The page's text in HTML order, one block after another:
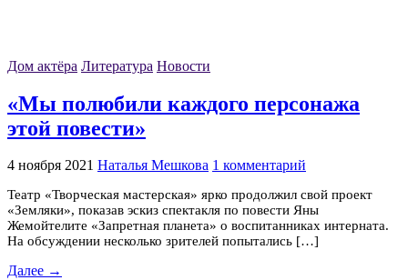
Дом актёра Литература Новости
«Мы полюбили каждого персонажа
этой повести»
4 ноября 2021 Наталья Мешкова 1 комментарий
Театр «Творческая мастерская» ярко продолжил свой проект
«Земляки», показав эскиз спектакля по повести Яны
Жемойтелите «Запретная планета» о воспитанниках интерната.
На обсуждении несколько зрителей попытались […]
Далее →